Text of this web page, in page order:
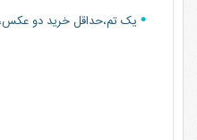
یک تم،حداقل خرید دو